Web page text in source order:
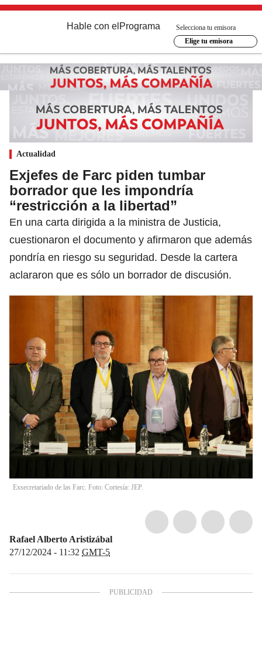
Hable con el Programa
Selecciona tu emisora
Elige tu emisora
Actualidad
Exjefes de Farc piden tumbar
borrador que les impondría
“restricción a la libertad”
En una carta dirigida a la ministra de Justicia,
cuestionaron el documento y afirmaron que además
pondría en riesgo su seguridad. Desde la cartera
aclararon que es sólo un borrador de discusión.
Exsecretariado de las Farc. Foto: Cortesía: JEP.
Rafael Alberto Aristizábal
27/12/2024 - 11:32 GMT-5